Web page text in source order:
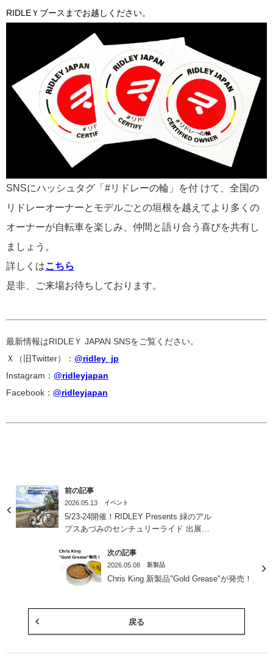
RIDLEＹブースまでお越しください。
SNSにハッシュタグ「 #リドレーの輪」を付 けて、全国の
リドレーオーナーとモデルごとの垣根を越えてより多くの
オーナーが自転車を楽しみ、仲間と語り合う喜びを共有し
ましょう。
詳しくはこちら
是非、ご来場お待ちしております。
最新情報はRIDLEＹ JAPAN SNSをご覧ください。
Ｘ（旧Twitter）： @ridley_jp
Instagram： @ridleyjapan
Facebook： @ridleyjapan
前の記事
2026.05.13 イベント
5/23-24開催！RIDLEY Presents 緑のアル
プスあづみのセンチュリーライド 出展内
次の記事
2026.05.08 新製品
Chris King 新製品"Gold Grease"が発売！
戻る